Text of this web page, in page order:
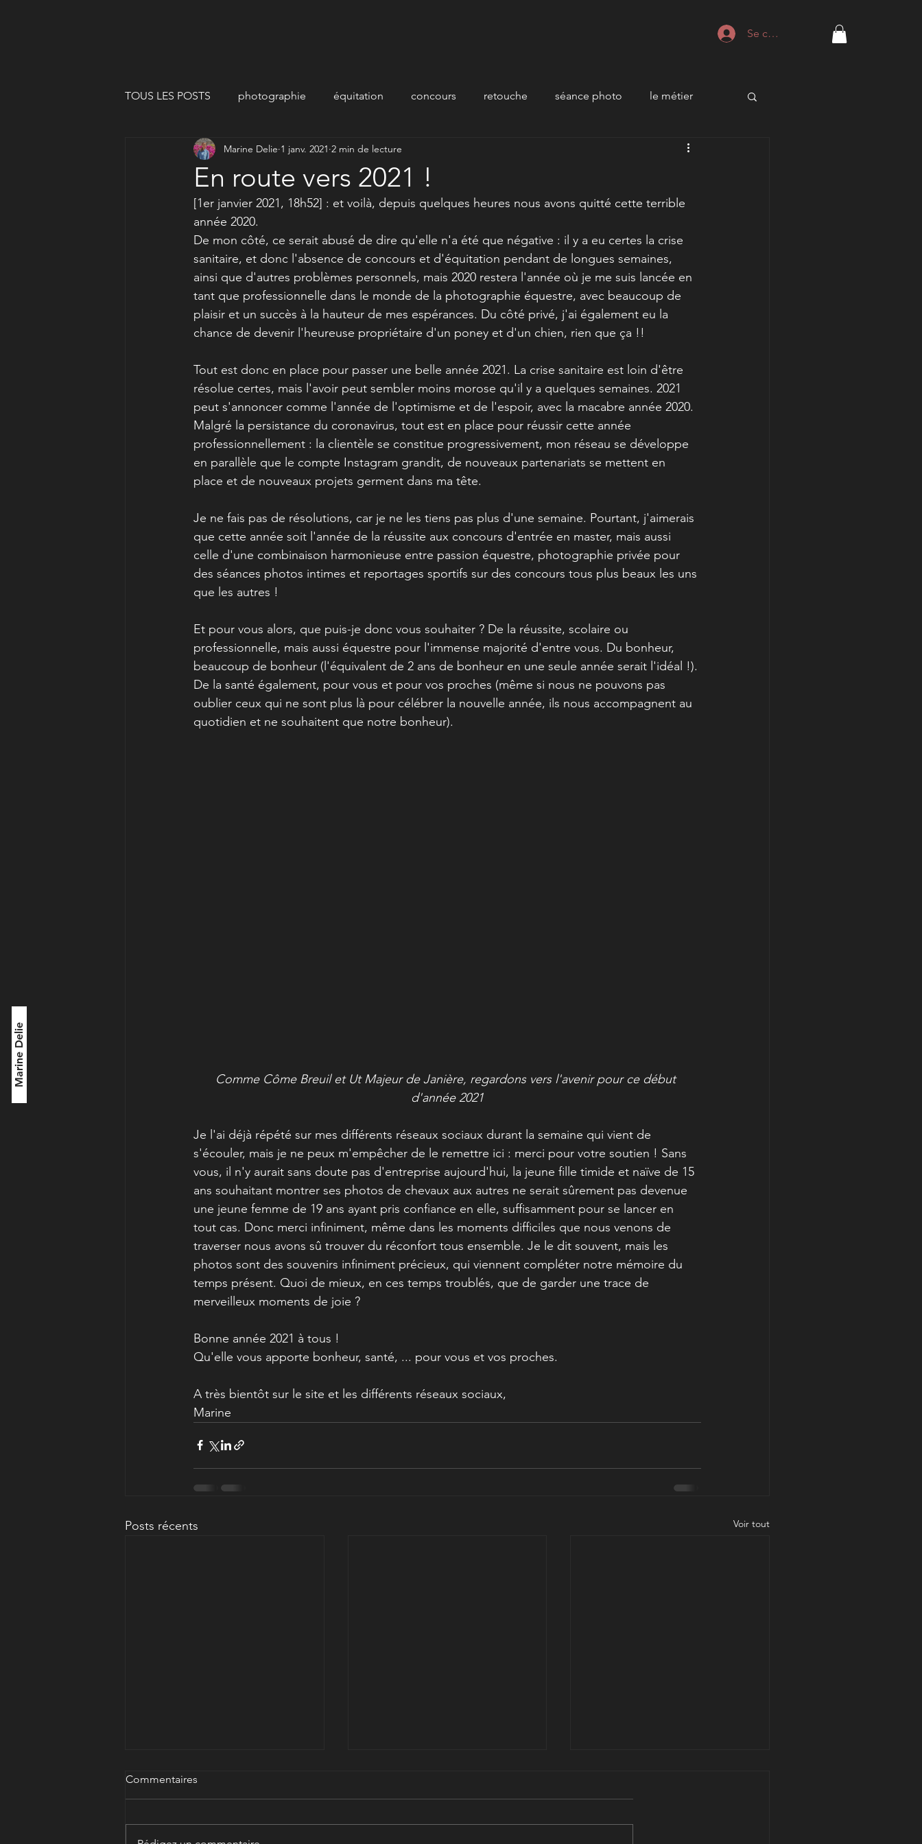
Se connecter
Marine Delie
TOUS LES POSTS photographie équitation concours retouche séance photo le métier
En route vers 2021 !
Marine Delie 1 janv. 2021 2 min de lecture
[1er janvier 2021, 18h52] : et voilà, depuis quelques heures nous avons quitté cette terrible
année 2020.
De mon côté, ce serait abusé de dire qu'elle n'a été que négative : il y a eu certes la crise
sanitaire, et donc l'absence de concours et d'équitation pendant de longues semaines,
ainsi que d'autres problèmes personnels, mais 2020 restera l'année où je me suis lancée en
tant que professionnelle dans le monde de la photographie équestre, avec beaucoup de
plaisir et un succès à la hauteur de mes espérances. Du côté privé, j'ai également eu la
chance de devenir l'heureuse propriétaire d'un poney et d'un chien, rien que ça !!
Tout est donc en place pour passer une belle année 2021. La crise sanitaire est loin d'être
résolue certes, mais l'avoir peut sembler moins morose qu'il y a quelques semaines. 2021
peut s'annoncer comme l'année de l'optimisme et de l'espoir, avec la macabre année 2020.
Malgré la persistance du coronavirus, tout est en place pour réussir cette année
professionnellement : la clientèle se constitue progressivement, mon réseau se développe
en parallèle que le compte Instagram grandit, de nouveaux partenariats se mettent en
place et de nouveaux projets germent dans ma tête.
Je ne fais pas de résolutions, car je ne les tiens pas plus d'une semaine. Pourtant, j'aimerais
que cette année soit l'année de la réussite aux concours d'entrée en master, mais aussi
celle d'une combinaison harmonieuse entre passion équestre, photographie privée pour
des séances photos intimes et reportages sportifs sur des concours tous plus beaux les uns
que les autres !
Et pour vous alors, que puis-je donc vous souhaiter ? De la réussite, scolaire ou
professionnelle, mais aussi équestre pour l'immense majorité d'entre vous. Du bonheur,
beaucoup de bonheur (l'équivalent de 2 ans de bonheur en une seule année serait l'idéal !).
De la santé également, pour vous et pour vos proches (même si nous ne pouvons pas
oublier ceux qui ne sont plus là pour célébrer la nouvelle année, ils nous accompagnent au
quotidien et ne souhaitent que notre bonheur).
Comme Côme Breuil et Ut Majeur de Janière, regardons vers l'avenir pour ce début
d'année 2021
Je l'ai déjà répété sur mes différents réseaux sociaux durant la semaine qui vient de
s'écouler, mais je ne peux m'empêcher de le remettre ici : merci pour votre soutien ! Sans
vous, il n'y aurait sans doute pas d'entreprise aujourd'hui, la jeune fille timide et naïve de 15
ans souhaitant montrer ses photos de chevaux aux autres ne serait sûrement pas devenue
une jeune femme de 19 ans ayant pris confiance en elle, suffisamment pour se lancer en
tout cas. Donc merci infiniment, même dans les moments difficiles que nous venons de
traverser nous avons sû trouver du réconfort tous ensemble. Je le dit souvent, mais les
photos sont des souvenirs infiniment précieux, qui viennent compléter notre mémoire du
temps présent. Quoi de mieux, en ces temps troublés, que de garder une trace de
merveilleux moments de joie ?
Bonne année 2021 à tous !
Qu'elle vous apporte bonheur, santé, ... pour vous et vos proches.
A très bientôt sur le site et les différents réseaux sociaux,
Marine
Posts récents Voir tout
Commentaires